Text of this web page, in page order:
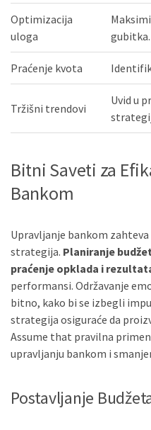
Optimizacija
uloga
gubitka.
Praćenje kvota
Tržišni trendovi
Uvid u
Bitni Saveti za
Bankom
Upravljanje bankom
strategija. Planiranje
praćenje opklada i
performansi. Održavanje
bitno, kako bi se izbegli
strategija osiguraće da
Assume that pravilna
upravljanju bankom i
Postavljanje